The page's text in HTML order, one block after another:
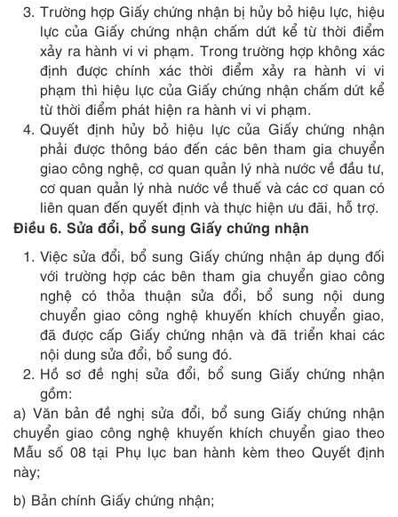
Trường hợp Giấy chứng nhận bị hủy bỏ hiệu lực, hiệu
lực của Giấy chứng nhận chấm dứt kể từ thời điểm
xảy ra hành vi vi phạm. Trong trường hợp không xác
định được chính xác thời điểm xảy ra hành vi vi
phạm thì hiệu lực của Giấy chứng nhận chấm dứt kể
từ thời điểm phát hiện ra hành vi vi phạm.
Quyết định hủy bỏ hiệu lực của Giấy chứng nhận
phải được thông báo đến các bên tham gia chuyển
giao công nghệ, cơ quan quản lý nhà nước về đầu tư,
cơ quan quản lý nhà nước về thuế và các cơ quan có
liên quan đến quyết định và thực hiện ưu đãi, hỗ trợ.
Điều 6. Sửa đổi, bổ sung Giấy chứng nhận
Việc sửa đổi, bổ sung Giấy chứng nhận áp dụng đối
với trường hợp các bên tham gia chuyển giao công
nghệ có thỏa thuận sửa đổi, bổ sung nội dung
chuyển giao công nghệ khuyến khích chuyển giao,
đã được cấp Giấy chứng nhận và đã triển khai các
nội dung sửa đổi, bổ sung đó.
Hồ sơ đề nghị sửa đổi, bổ sung Giấy chứng nhận
gồm:
a) Văn bản đề nghị sửa đổi, bổ sung Giấy chứng nhận
chuyển giao công nghệ khuyến khích chuyển giao theo
Mẫu số 08 tại Phụ lục ban hành kèm theo Quyết định
này;
b) Bản chính Giấy chứng nhận;